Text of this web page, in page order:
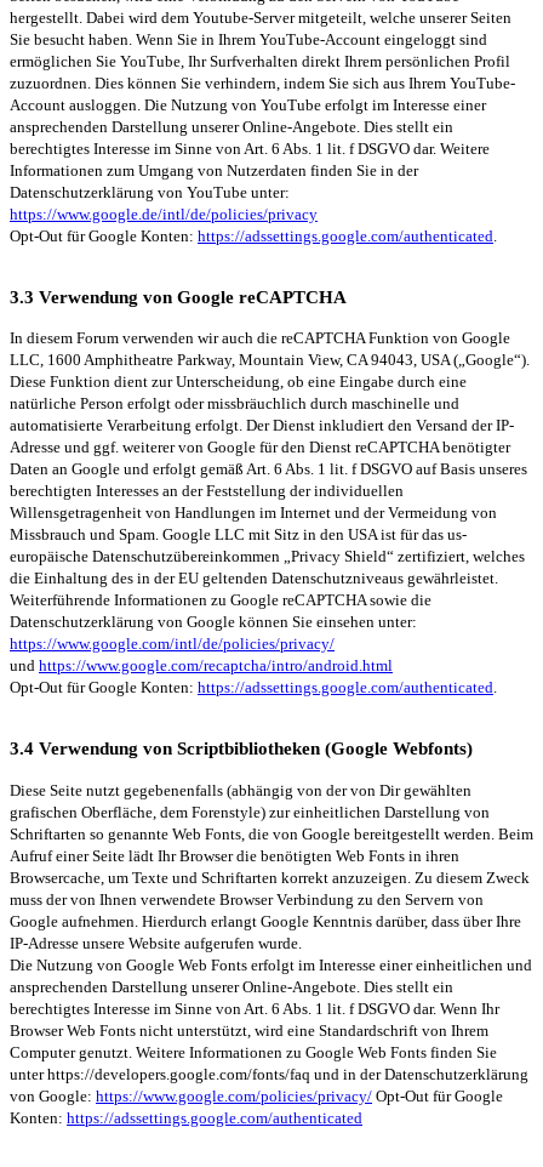
hergestellt. Dabei wird dem Youtube-Server mitgeteilt, welche unserer Seiten
Sie besucht haben. Wenn Sie in Ihrem YouTube-Account eingeloggt sind
ermöglichen Sie YouTube, Ihr Surfverhalten direkt Ihrem persönlichen Profil
zuzuordnen. Dies können Sie verhindern, indem Sie sich aus Ihrem YouTube-
Account ausloggen. Die Nutzung von YouTube erfolgt im Interesse einer
ansprechenden Darstellung unserer Online-Angebote. Dies stellt ein
berechtigtes Interesse im Sinne von Art. 6 Abs. 1 lit. f DSGVO dar. Weitere
Informationen zum Umgang von Nutzerdaten finden Sie in der
Datenschutzerklärung von YouTube unter:
https://www.google.de/intl/de/policies/privacy
Opt-Out für Google Konten: https://adssettings.google.com/authenticated
3.3 Verwendung von Google reCAPTCHA
In diesem Forum verwenden wir auch die reCAPTCHA Funktion von Google
LLC, 1600 Amphitheatre Parkway, Mountain View, CA 94043, USA („Google“).
Diese Funktion dient zur Unterscheidung, ob eine Eingabe durch eine
natürliche Person erfolgt oder missbräuchlich durch maschinelle und
automatisierte Verarbeitung erfolgt. Der Dienst inkludiert den Versand der IP-
Adresse und ggf. weiterer von Google für den Dienst reCAPTCHA benötigter
Daten an Google und erfolgt gemäß Art. 6 Abs. 1 lit. f DSGVO auf Basis unseres
berechtigten Interesses an der Feststellung der individuellen
Willensgetragenheit von Handlungen im Internet und der Vermeidung von
Missbrauch und Spam. Google LLC mit Sitz in den USA ist für das us-
europäische Datenschutzübereinkommen „Privacy Shield“ zertifiziert, welches
die Einhaltung des in der EU geltenden Datenschutzniveaus gewährleistet.
Weiterführende Informationen zu Google reCAPTCHA sowie die
Datenschutzerklärung von Google können Sie einsehen unter:
https://www.google.com/intl/de/policies/privacy/
und https://www.google.com/recaptcha/intro/android.html
Opt-Out für Google Konten: https://adssettings.google.com/authenticated.
3.4 Verwendung von Scriptbibliotheken (Google Webfonts)
Diese Seite nutzt gegebenenfalls (abhängig von der von Dir gewählten
grafischen Oberfläche, dem Forenstyle) zur einheitlichen Darstellung von
Schriftarten so genannte Web Fonts, die von Google bereitgestellt werden. Beim
Aufruf einer Seite lädt Ihr Browser die benötigten Web Fonts in ihren
Browsercache, um Texte und Schriftarten korrekt anzuzeigen. Zu diesem Zweck
muss der von Ihnen verwendete Browser Verbindung zu den Servern von
Google aufnehmen. Hierdurch erlangt Google Kenntnis darüber, dass über Ihre
IP-Adresse unsere Website aufgerufen wurde.
Die Nutzung von Google Web Fonts erfolgt im Interesse einer einheitlichen und
ansprechenden Darstellung unserer Online-Angebote. Dies stellt ein
berechtigtes Interesse im Sinne von Art. 6 Abs. 1 lit. f DSGVO dar. Wenn Ihr
Browser Web Fonts nicht unterstützt, wird eine Standardschrift von Ihrem
Computer genutzt. Weitere Informationen zu Google Web Fonts finden Sie
unter https://developers.google.com/fonts/faq und in der Datenschutzerklärung
von Google: https://www.google.com/policies/privacy/ Opt-Out für Google
Konten: https://adssettings.google.com/authenticated